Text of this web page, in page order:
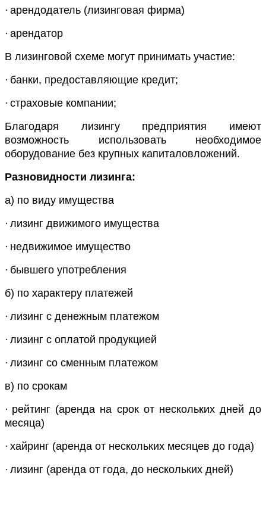
· арендодатель (лизинговая фирма)
· арендатор
В лизинговой схеме могут принимать участие:
· банки, предоставляющие кредит;
· страховые компании;
Благодаря лизингу предприятия имеют
возможность использовать необходимое
оборудование без крупных капиталовложений.
Разновидности лизинга:
а) по виду имущества
· лизинг движимого имущества
· недвижимое имущество
· бывшего употребления
б) по характеру платежей
· лизинг с денежным платежом
· лизинг с оплатой продукцией
· лизинг со сменным платежом
в) по срокам
· рейтинг (аренда на срок от нескольких дней до
месяца)
· хайринг (аренда от нескольких месяцев до года)
· лизинг (аренда от года, до нескольких дней)